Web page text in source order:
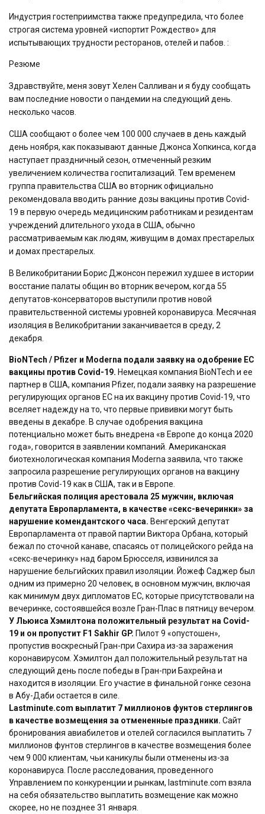
Индустрия гостеприимства также предупредила, что более
строгая система уровней «испортит Рождество» для
испытывающих трудности ресторанов, отелей и пабов. :
Резюме
Здравствуйте, меня зовут Хелен Салливан и я буду сообщать
вам последние новости о пандемии на следующий день.
несколько часов.
США сообщают о более чем 100 000 случаев в день каждый
день ноября, как показывают данные Джонса Хопкинса, когда
наступает праздничный сезон, отмеченный резким
увеличением количества госпитализаций. Тем временем
группа правительства США во вторник официально
рекомендовала вводить ранние дозы вакцины против Covid-
19 в первую очередь медицинским работникам и резидентам
учреждений длительного ухода в США, обычно
рассматриваемым как людям, живущим в домах престарелых
и домах престарелых.
В Великобритании Борис Джонсон пережил худшее в истории
восстание палаты общин во вторник вечером, когда 55
депутатов-консерваторов выступили против новой
правительственной системы уровней коронавируса. Месячная
изоляция в Великобритании заканчивается в среду, 2
декабря.
BioNTech / Pfizer и Moderna подали заявку на одобрение ЕС
вакцины против Covid-19. Немецкая компания BioNTech и ее
партнер в США, компания Pfizer, подали заявку на разрешение
регулирующих органов ЕС на их вакцину против Covid-19, что
вселяет надежду на то, что первые прививки могут быть
введены в декабре. В случае одобрения вакцина
потенциально может быть внедрена «в Европе до конца 2020
года», говорится в заявлении компаний. Американская
биотехнологическая компания Moderna заявила, что также
запросила разрешение регулирующих органов на вакцину
против Covid-19 как в США, так и в Европе.
Бельгийская полиция арестовала 25 мужчин, включая
депутата Европарламента, в качестве «секс-вечеринки» за
нарушение комендантского часа. Венгерский депутат
Европарламента от правой партии Виктора Орбана, который
бежал по сточной канаве, спасаясь от полицейского рейда на
«секс-вечеринку» над баром Брюсселя, извинился за
нарушение бельгийских правил изоляции. Йожеф Саджер был
одним из примерно 20 человек, в основном мужчин, включая
как минимум двух дипломатов ЕС, которые присутствовали на
вечеринке, состоявшейся возле Гран-Плас в пятницу вечером.
У Льюиса Хэмилтона положительный результат на Covid-
19 и он пропустит F1 Sakhir GP. Пилот 9 «опустошен»,
пропустив воскресный Гран-при Сахира из-за заражения
коронавирусом. Хэмилтон дал положительный результат на
следующий день после победы в Гран-при Бахрейна и
находится в изоляции. Его участие в финальной гонке сезона
в Абу-Даби остается в силе.
Lastminute.com выплатит 7 миллионов фунтов стерлингов
в качестве возмещения за отмененные праздники. Сайт
бронирования авиабилетов и отелей согласился выплатить 7
миллионов фунтов стерлингов в качестве возмещения более
чем 9 000 клиентам, чьи каникулы были отменены из-за
коронавируса. После расследования, проведенного
Управлением по конкуренции и рынкам, lastminute.com взяла
на себя обязательство выплатить возмещение как можно
скорее, но не позднее 31 января.